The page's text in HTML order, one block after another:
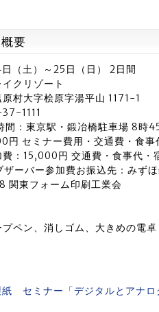
要
（土）～25日（日） 2日間
クリゾート
村大字桧原字湯平山 1171-1
1111
間：東京駅・鍛冶橋駐車場 8時
円 セミナー費用・交通費・食事
費：15,000円 交通費・食事代・
ーバー参加費お振込先：みず
関東フォーム印刷工業会
ペン、消しゴム、大きめの電卓
紙 セミナー「デジタルとアナ